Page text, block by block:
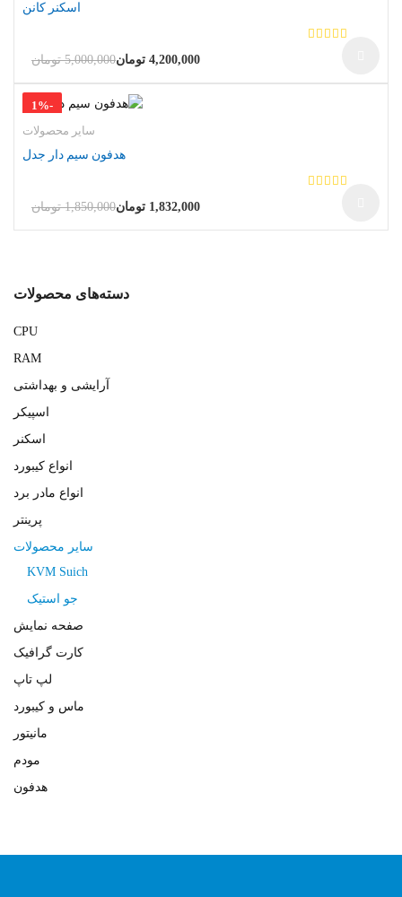
اسکنر کانن
5,000,000 تومان 4,200,000 تومان
-
1%
سایر محصولات
هدفون سیم دار جدل
1,850,000 تومان 1,832,000 تومان
دسته‌های محصولات
CPU
RAM
آرایشی و بهداشتی
اسپیکر
اسکنر
انواع کیبورد
انواع مادر برد
پرینتر
سایر محصولات
KVM Suich
جو استیک
صفحه نمایش
کارت گرافیک
لپ تاپ
ماس و کیبورد
مانیتور
مودم
هدفون